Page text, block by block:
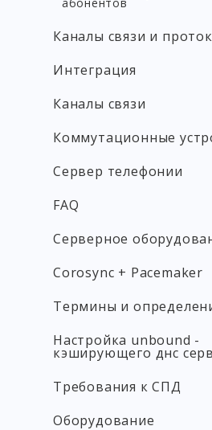
Каналы связи и
Интеграция
Каналы связи
Коммутационные
Сервер телефонии
FAQ
Серверное
Corosync + Pacemaker
Термины и
Настройка unbound -
кэширующего днс
Требования к СПД
Оборудование